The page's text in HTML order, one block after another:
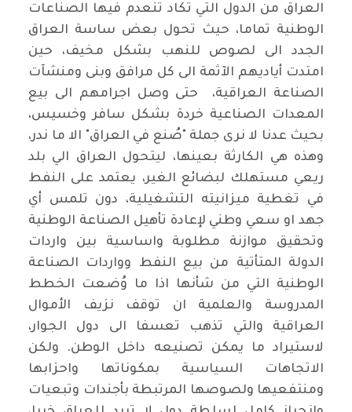
العراق من الدول التي تكاد تنعدم فيها الصناعات
الوطنية تماما، حيث تحول بعض ساسة العراق
الجدد الى لصوص للنهب بشكل مخيف، حين
امتدت أياديهم الآثمة الى كل مرافق وبنى ومنشآت
الصناعة العراقية، حتى وصل اجرامهم الى بيع
المعدات الصناعية خردة بشكل سافر وخسيس،
بحيث عدنا لا نرى جملة "صُنع في العراق" الا ما ندر،
وهذه هي الكارثة بعينها، ليتحول العراق الي بلد
ريعي مستهلك لبضائع الغير، يعتمد على النفط
في تغطية ميزانيته التشغيلية، دون تلمس أي
جهد او سعي وطني لإعادة تأهيل الصناعة الوطنية
وتحقيق موازنة مطلوبة واساسية بين واردات
الدولة المتأتية من بيع النفط وواردات الصناعة
الوطنية التي من شأنها اذا ما وُضعت الخطط
المدروسة والعلمية ان توقف نزيف الأموال
العراقية والتي تذهب تعسفا الى دول الجوار،
لاستيراد ما يمكن تصنيعه داخل الوطن. ولكن
الاتجاهات السياسية بمكوناتها واحزابها
ومنتفعيها ولصوصها المرتبطة بأجندات وتبعيات